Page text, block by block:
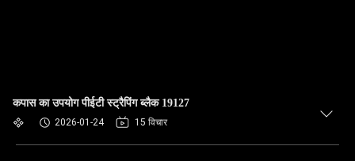
कपास का उपयोग पीईटी स्ट्रैपिंग ब्लैक 19127
2026-01-24 15 विचार